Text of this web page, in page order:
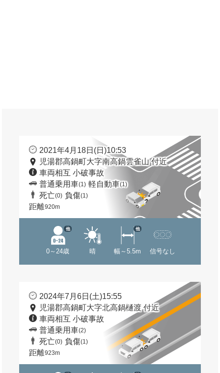
2021年4月18日(日)10:53
児湯郡高鍋町大字南高鍋雲雀山 付近
車両相互 小破事故
普通乗用車(1) 軽自動車(1)
死亡(0) 負傷(1)
距離920m
0～24歳
他
晴 幅～5.5m
他
信号なし
2024年7月6日(土)15:55
児湯郡高鍋町大字北高鍋樋渡 付近
車両相互 小破事故
普通乗用車(2)
死亡(0) 負傷(1)
距離923m